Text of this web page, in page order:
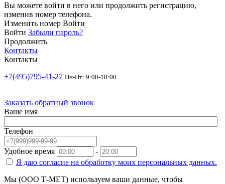
Вы можете войти в него или продолжить регистрацию,
изменив номер телефона.
Изменить номер Войти
Войти Забыли пароль?
Продолжить
Контакты
Контакты
+7(495)795-41-27 Пн-Пт: 9:00-18:00
Заказать обратный звонок
Ваше имя
Телефон
Удобное время
-
Я даю согласие на обработку моих персональных данных.
Мы (ООО Т-МЕТ) используем ваши данные, чтобы